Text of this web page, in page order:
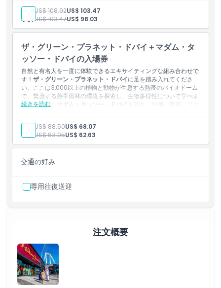
の楽しみを満喫できます。
含まれるもの
マダム・タッソー・ドバイへの入場。
スノーファンチケットによるスキー・ドバイへの入場。
クセス。
スノーファンパスに含まれる、スキー・ドバイのスノーパーク
のライドおよびアトラクションへのアクセス。
大人: US$ 108.92US$ 103.47
子供:US$ 103.47US$ 98.03
ザ・グリーン・プラネット・ドバイ＋マダム・タ
ッソー・ドバイの入場券
自然と有名人を一度に体験できるエキサイティングな組み合わせで
す！ ザ・グリーン・プラネット・ドバイに足を踏み入れてくださ
い。ここは3,000以上の植物と動物が生息する熱帯のバイオドーム
で、繁茂する熱帯雨林の環境を探索し、生物多様性について学べま
す。その後、
マダム・タッソー・ドバイ
を訪れ、映画、音楽、ファ
って、楽しい写真撮影や忘れられない思い出を作りましょう。
続きを読む
含まれるもの
マダム・タッソー・ドバイへの入場（1回入場）
マダム・タッソー・ドバイの全てのテーマゾーンと写真撮影の
機会へのアクセス
あい、インタラクティブ展示すべてへのアクセス
大人: US$ 88.50US$ 68.07
子供: US$ 83.05US$ 62.63
交通の好み
専用往復送迎
注文概要